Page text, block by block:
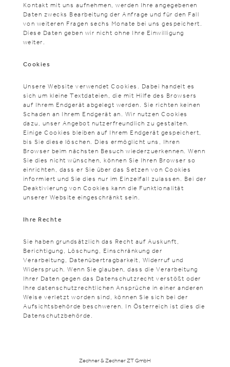
Kontakt mit uns aufnehmen, werden Ihre angegebenen
Daten zwecks Bearbeitung der Anfrage und für den Fall
von weiteren Fragen sechs Monate bei uns gespeichert.
Diese Daten geben wir nicht ohne Ihre Einwilligung
weiter.
Cookies
Unsere Website verwendet Cookies. Dabei handelt es
sich um kleine Textdateien, die mit Hilfe des Browsers
auf Ihrem Endgerät abgelegt werden. Sie richten keinen
Schaden an Ihrem Endgerät an. Wir nutzen Cookies
dazu, unser Angebot nutzerfreundlich zu gestalten.
Einige Cookies bleiben auf Ihrem Endgerät gespeichert,
bis Sie diese löschen. Dies ermöglicht uns, Ihren
Browser beim nächsten Besuch wiederzuerkennen. Wenn
Sie dies nicht wünschen, können Sie Ihren Browser so
einrichten, dass er Sie über das Setzen von Cookies
informiert und Sie dies nur im Einzelfall zulassen. Bei der
Deaktivierung von Cookies kann die Funktionalität
unserer Website eingeschränkt sein.
Ihre Rechte
Sie haben grundsätzlich das Recht auf Auskunft,
Berichtigung, Löschung, Einschränkung der
Verarbeitung, Datenübertragbarkeit, Widerruf und
Widerspruch. Wenn Sie glauben, dass die Verarbeitung
Ihrer Daten gegen das Datenschutzrecht verstößt oder
Ihre datenschutzrechtlichen Ansprüche in einer anderen
Weise verletzt worden sind, können Sie sich bei der
Aufsichtsbehörde beschweren. In Österreich ist dies die
Datenschutzbehörde.
Zechner & Zechner ZT GmbH